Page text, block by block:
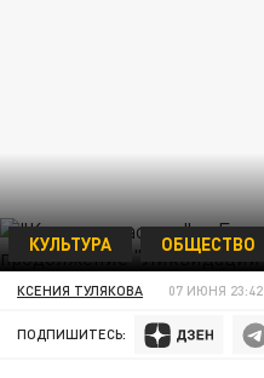
КУЛЬТУРА ОБЩЕСТВО
КСЕНИЯ ТУЛЯКОВА 07 ИЮНЯ 23:42
ПОДПИШИТЕСЬ: